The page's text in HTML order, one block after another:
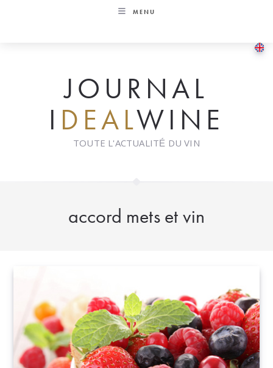
MENU
JOURNAL
I DEALWINE
TOUTE L'ACTUALITÉ DU VIN
accord mets et vin